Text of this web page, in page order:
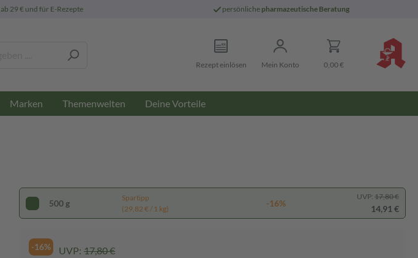
ab 29 € und für E-Rezepte persönliche pharmazeutische Beratung
Rezept einlösen Mein Konto 0,00 €
Marken Themenwelten Deine Vorteile
500 g
Spartipp
(29,82 € / 1 kg)
-16%
UVP: 17,80 €
14,91 €
-16% UVP: 17,80 €